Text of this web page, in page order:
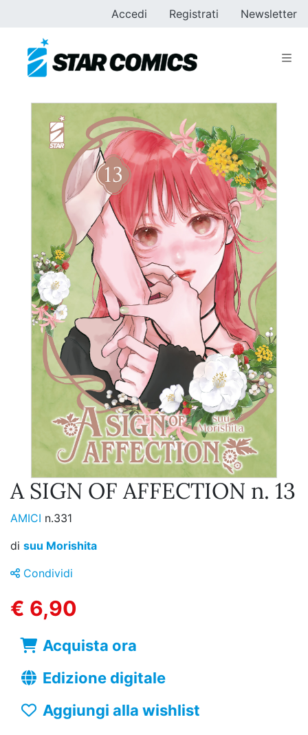
Accedi Registrati Newsletter
A SIGN OF AFFECTION n. 13
AMICI n.331
di suu Morishita
Condividi
€ 6,90
Acquista ora
Edizione digitale
Aggiungi alla wishlist